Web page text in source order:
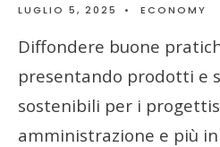
LUGLIO 5, 2025 • ECONOMY
Diffondere buone
presentando prodotti e
sostenibili per i
amministrazione e più